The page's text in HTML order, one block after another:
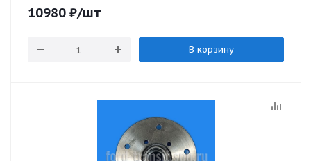
10980 ₽/шт
В корзину